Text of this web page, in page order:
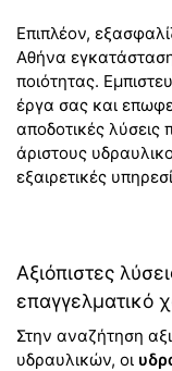
Επιπλέον,
Αθήνα
ποιότητας.
έργα σας και
αποδοτικές
άριστους
εξαιρετικές
Αξιόπιστες
επαγγελματικό
Στην αναζήτηση
υδραυλικών, οι